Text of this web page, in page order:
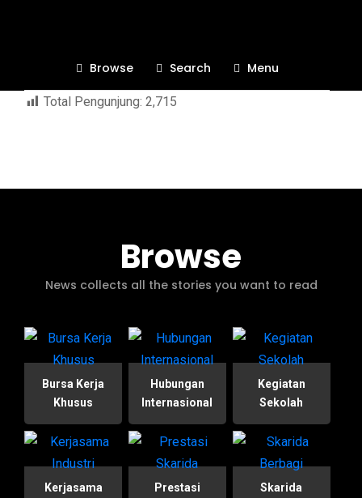
Browse Search Menu
Total Pengunjung: 2,715
Browse
News collects all the stories you want to read
Bursa Kerja
Khusus
Hubungan
Internasional
Kegiatan
Sekolah
Kerjasama
Prestasi
Skarida